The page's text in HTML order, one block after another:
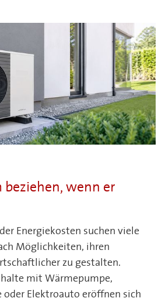
beziehen, wenn er
Energiekosten suchen viele
Möglichkeiten, ihren
zu gestalten.
mit Wärmepumpe,
oder Elektroauto eröffnen sich